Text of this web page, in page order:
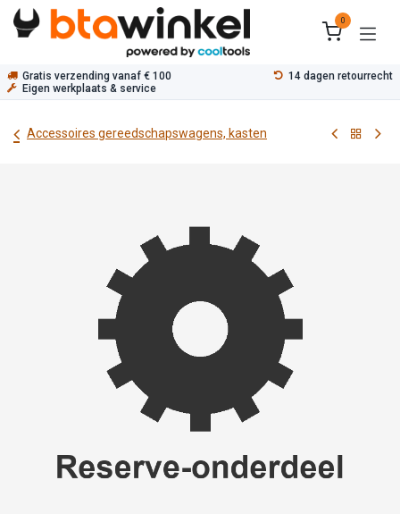
Overslaan naar inhoud
0
Gratis verzending vanaf € 100
14 dagen retourrecht
Eigen werkplaats & service
Accessoires gereedschapswagens, kasten